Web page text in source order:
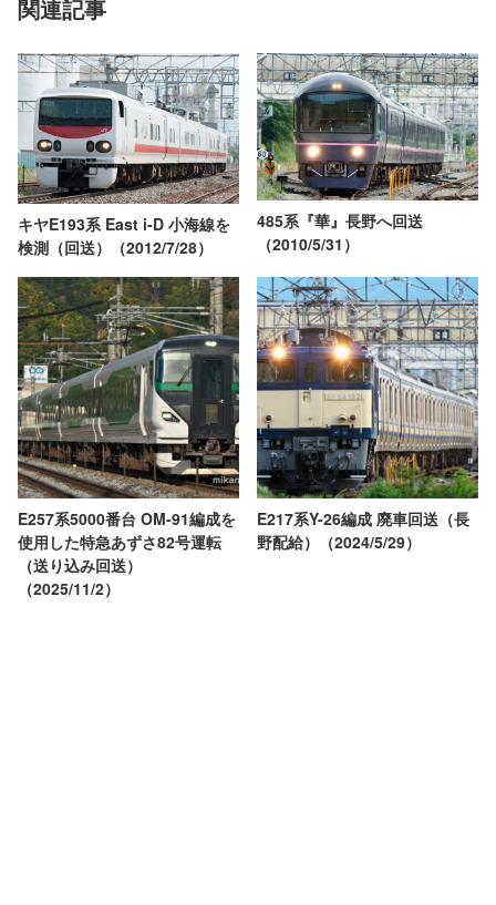
関連記事
キヤE193系 East i-D 小海線を
検測（回送）（2012/7/28）
485系『華』長野へ回送
（2010/5/31）
E257系5000番台 OM-91編成を
使用した特急あずさ82号運転
（送り込み回送）
（2025/11/2）
E217系Y-26編成 廃車回送（長
野配給）（2024/5/29）